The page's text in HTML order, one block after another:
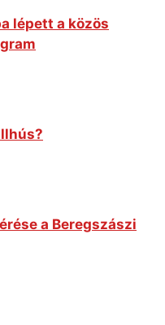
lépett a közös
a Beregszászi